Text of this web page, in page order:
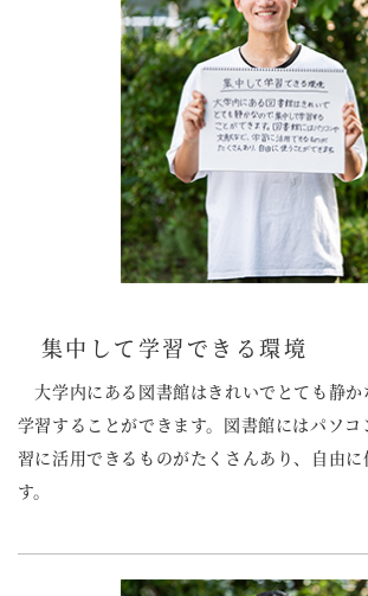
集中して学習できる環境
大学内にある図書館はきれいでとても静か
学習することができます。図書館にはパソ
習に活用できるものがたくさんあり、自由
す。